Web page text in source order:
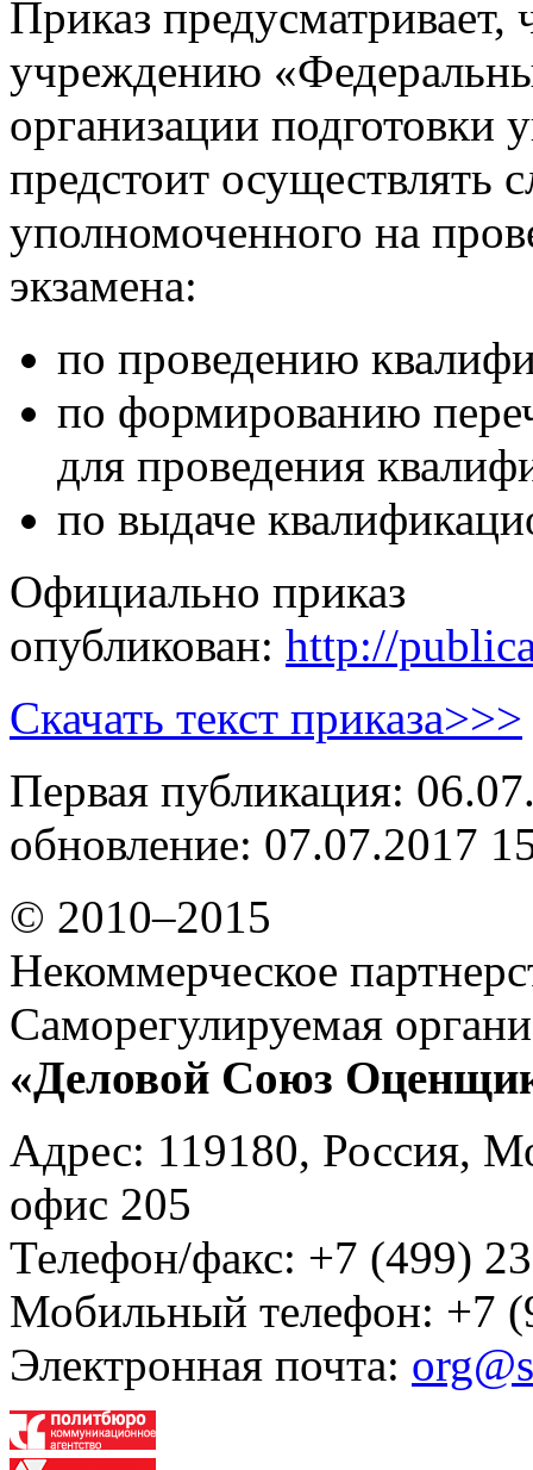
Приказ
учреждению
организации подготовки
предстоит осуществлять
уполномоченного на
экзамена:
по проведению
по формированию
для проведения
по выдаче
Официально приказ
опубликован: http://
Скачать текст приказа>>>
Первая публикация:
обновление: 07.07.2017
© 2010–2015
Некоммерческое
Саморегулируемая
«Деловой Союз
Адрес: 119180, Россия,
офис 205
Телефон/факс: +7 (499)
Мобильный телефон: +7
Электронная почта: